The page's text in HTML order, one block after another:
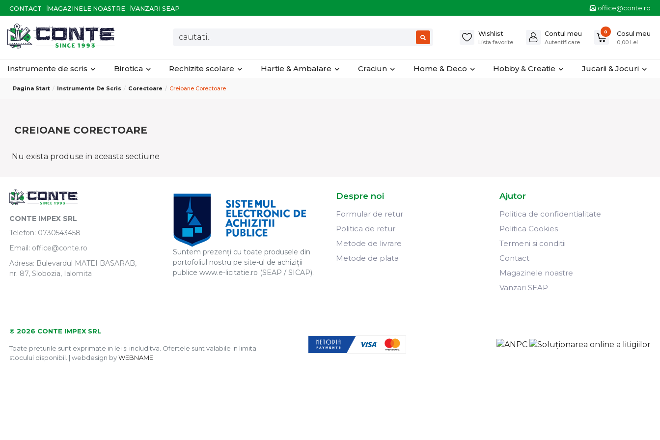
CONTACT MAGAZINELE NOASTRE VANZARI SEAP office@conte.ro
Wishlist
Lista favorite
Contul meu
Autentificare
0 Cosul meu
0,00 Lei
Instrumente de scris Birotica Rechizite scolare Hartie & Ambalare Craciun Home & Deco Hobby & Creatie Jucarii & Jocuri
Pagina Start Instrumente De Scris Corectoare Creioane Corectoare
CREIOANE CORECTOARE
Nu exista produse in aceasta sectiune
CONTE IMPEX SRL
Telefon: 0730543458
Email: office@conte.ro
Adresa: Bulevardul MATEI BASARAB,
nr. 87, Slobozia, Ialomita
Suntem prezenți cu toate produsele din
portofoliul nostru pe site-ul de achiziții
publice www.e-licitatie.ro (SEAP / SICAP).
Despre noi
Formular de retur
Politica de retur
Metode de livrare
Metode de plata
Ajutor
Politica de confidentialitate
Politica Cookies
Termeni si conditii
Contact
Magazinele noastre
Vanzari SEAP
© 2026 CONTE IMPEX SRL
Toate preturile sunt exprimate in lei si includ tva. Ofertele sunt valabile in limita
stocului disponibil. | webdesign byWEBNAME